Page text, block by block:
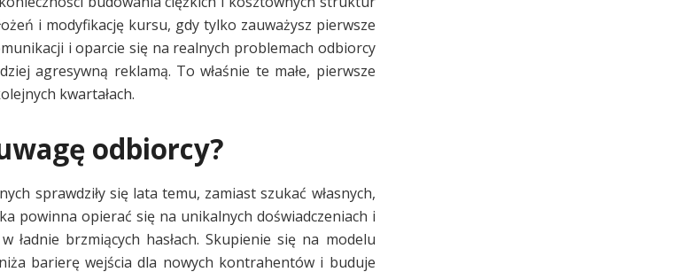
i modyfikację kursu, gdy tylko zauważysz pierwsze
i oparcie się na realnych problemach odbiorcy
agresywną reklamą. To właśnie te małe, pierwsze
kwartałach.
odbiorcy?
sprawdziły się lata temu, zamiast szukać własnych,
powinna opierać się na unikalnych doświadczeniach i
brzmiących hasłach. Skupienie się na modelu
barierę wejścia dla nowych kontrahentów i buduje